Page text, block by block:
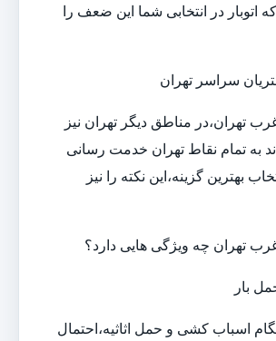
اتوبار در انتخابی شما این ضعف را
سراسر تهران
غرب تهران،در مناطق دیگر تهران نیز
به تمام نقاط تهران خدمت رسانی
بهترین گزینه،این نکته را نیز
غرب تهران چه ویژگی هایی دارد؟
بار
اسباب کشی و حمل اثاثیه،احتمال